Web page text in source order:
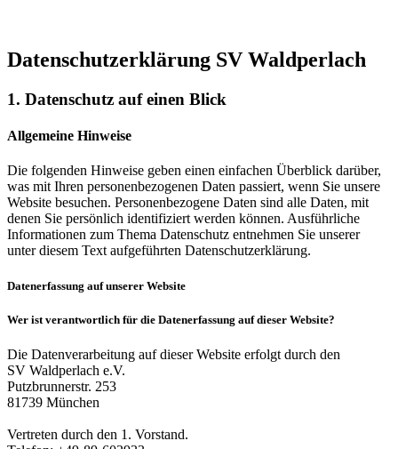
Datenschutzerklärung SV Waldperlach
1. Datenschutz auf einen Blick
Allgemeine Hinweise
Die folgenden Hinweise geben einen einfachen Überblick darüber,
was mit Ihren personenbezogenen Daten passiert, wenn Sie unsere
Website besuchen. Personenbezogene Daten sind alle Daten, mit
denen Sie persönlich identifiziert werden können. Ausführliche
Informationen zum Thema Datenschutz entnehmen Sie unserer
unter diesem Text aufgeführten Datenschutzerklärung.
Datenerfassung auf unserer Website
Wer ist verantwortlich für die Datenerfassung auf dieser Website?
Die Datenverarbeitung auf dieser Website erfolgt durch den
SV Waldperlach e.V.
Putzbrunnerstr. 253
81739 München
Vertreten durch den 1. Vorstand.